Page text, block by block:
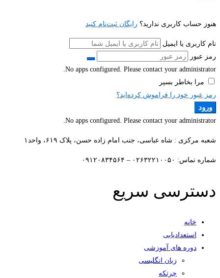
هنوز حساب کاربری ندارید؟ رایگان ثبت‌نام کنید
نام کاربری یا ایمیل
رمز عبور
No apps configured. Please contact your administrator.
مرا بخاطر بسپر
رمز عبور خود را فراموش کرده‌اید؟
ورود
No apps configured. Please contact your administrator.
شعبه مرکزی : شاه عباسی، جنب امام زاده حسن، پلاک ۶۱۹، واحد۱​
شماره تماس: ۰۲۶۳۲۲۱۰۰۵۰ – ۰۹۱۲۰۸۳۴۵۶۴
دسترسی سریع
خانه
استعدادیابی
دوره های آموزشی
زبان انگلیسی
چرتکه